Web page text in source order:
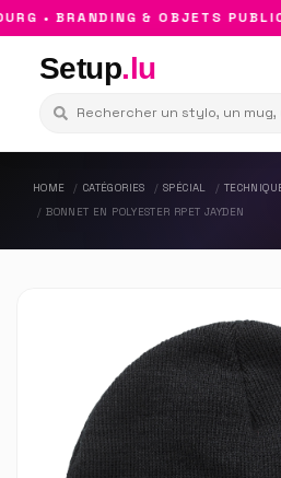
• BRANDING & OBJETS
Setup.lu
HOME CATÉGORIES SPÉCIAL
BONNET EN POLYESTER RPET JAYDEN